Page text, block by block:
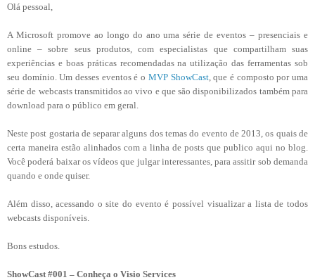
Olá pessoal,
A Microsoft promove ao longo do ano uma série de eventos – presenciais e
online – sobre seus produtos, com especialistas que compartilham suas
experiências e boas práticas recomendadas na utilização das ferramentas sob
seu domínio. Um desses eventos é o MVP ShowCast, que é composto por uma
série de webcasts transmitidos ao vivo e que são disponibilizados também para
download para o público em geral.
Neste post gostaria de separar alguns dos temas do evento de 2013, os quais de
certa maneira estão alinhados com a linha de posts que publico aqui no blog.
Você poderá baixar os vídeos que julgar interessantes, para assitir sob demanda
quando e onde quiser.
Além disso, acessando o site do evento é possível visualizar a lista de todos
webcasts disponíveis.
Bons estudos.
ShowCast #001 – Conheça o Visio Services